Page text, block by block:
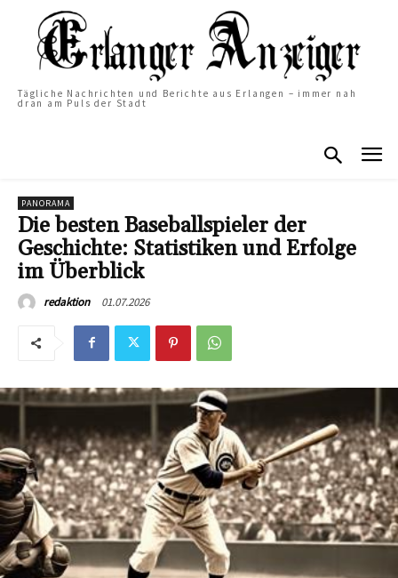
Tägliche Nachrichten und Berichte aus Erlangen – immer nah
dran am Puls der Stadt
PANORAMA
Die besten Baseballspieler der
Geschichte: Statistiken und Erfolge
im Überblick
redaktion 01.07.2026